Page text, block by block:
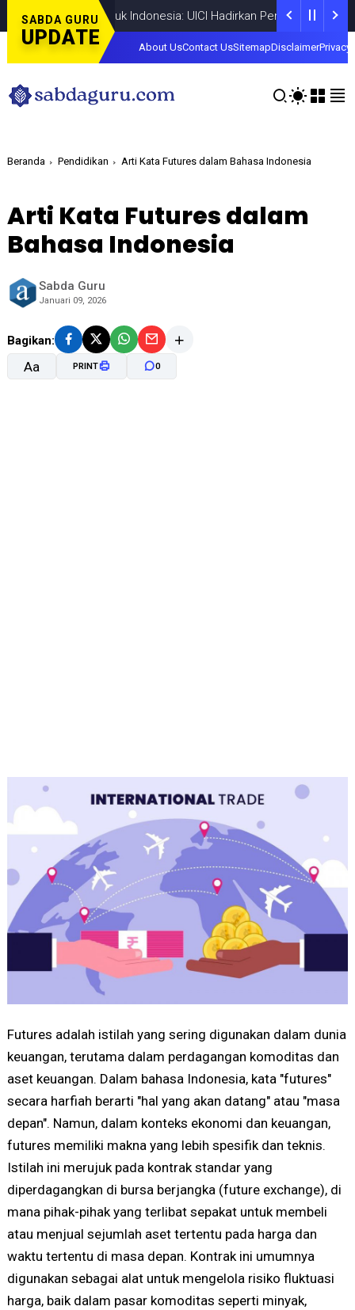
SABDA GURU
UPDATE
Dari PAD untuk Indonesia: UICI Hadirkan Pendidikan Tinggi
About UsContact UsSitemapDisclaimerPrivacy
Beranda Pendidikan Arti Kata Futures dalam Bahasa Indonesia
Arti Kata Futures dalam
Bahasa Indonesia
Sabda Guru
Januari 09, 2026
Bagikan:
Aa PRINT 0
Futures adalah istilah yang sering digunakan dalam dunia
keuangan, terutama dalam perdagangan komoditas dan
aset keuangan. Dalam bahasa Indonesia, kata "futures"
secara harfiah berarti "hal yang akan datang" atau "masa
depan". Namun, dalam konteks ekonomi dan keuangan,
futures memiliki makna yang lebih spesifik dan teknis.
Istilah ini merujuk pada kontrak standar yang
diperdagangkan di bursa berjangka (future exchange), di
mana pihak-pihak yang terlibat sepakat untuk membeli
atau menjual sejumlah aset tertentu pada harga dan
waktu tertentu di masa depan. Kontrak ini umumnya
digunakan sebagai alat untuk mengelola risiko fluktuasi
harga, baik dalam pasar komoditas seperti minyak,